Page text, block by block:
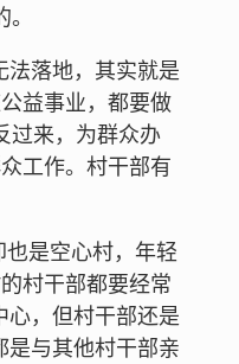
法落地，其实就是
益事业，都要做
过来，为群众办
工作。村干部有
也是空心村，年轻
村干部都要经常
心，但村干部还是
是与其他村干部亲